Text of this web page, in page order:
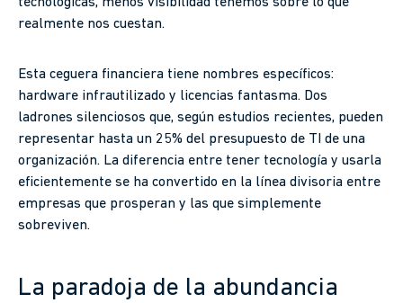
tecnológicas, menos visibilidad tenemos sobre lo que
realmente nos cuestan.
Esta ceguera financiera tiene nombres específicos:
hardware infrautilizado y licencias fantasma. Dos
ladrones silenciosos que, según estudios recientes, pueden
representar hasta un 25% del presupuesto de TI de una
organización. La diferencia entre tener tecnología y usarla
eficientemente se ha convertido en la línea divisoria entre
empresas que prosperan y las que simplemente
sobreviven.
La paradoja de la abundancia